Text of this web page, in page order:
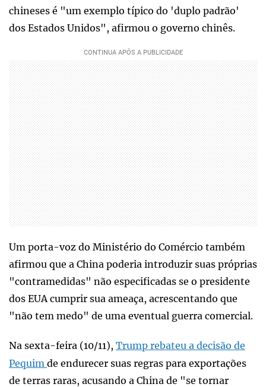
chineses é "um exemplo típico do 'duplo padrão'
dos Estados Unidos", afirmou o governo chinês.
Um porta-voz do Ministério do Comércio também
afirmou que a China poderia introduzir suas próprias
"contramedidas" não especificadas se o presidente
dos EUA cumprir sua ameaça, acrescentando que
"não tem medo" de uma eventual guerra comercial.
Na sexta-feira (10/11), Trump rebateu a decisão de
Pequim de endurecer suas regras para exportações
de terras raras, acusando a China de "se tornar